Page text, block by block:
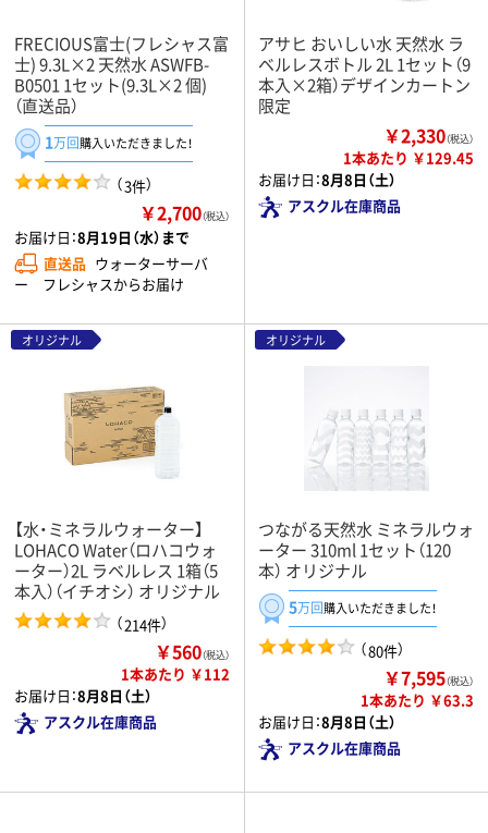
FRECIOUS富士(フレシャス富
士) 9.3L×2 天然水 ASWFB-
B0501 1セット(9.3L×2 個)
（直送品）
1万回購入いただきました！
（3件）
￥2,700（税込）
お届け日：8月19日（水）まで
直送品 ウォーターサーバ
ー フレシャスからお届け
アサヒ おいしい水 天然水 ラ
ベルレスボトル 2L 1セット（9
本入×2箱）デザインカートン
限定
￥2,330（税込）
1本あたり ￥129.45
お届け日：8月8日（土）
アスクル在庫商品
オリジナル
【水・ミネラルウォーター】
LOHACO Water（ロハコウォ
ーター）2L ラベルレス 1箱（5
本入）（イチオシ） オリジナル
（214件）
￥560（税込）
1本あたり ￥112
お届け日：8月8日（土）
アスクル在庫商品
オリジナル
つながる天然水 ミネラルウォ
ーター 310ml 1セット（120
本） オリジナル
5万回購入いただきました！
（80件）
￥7,595（税込）
1本あたり ￥63.3
お届け日：8月8日（土）
アスクル在庫商品